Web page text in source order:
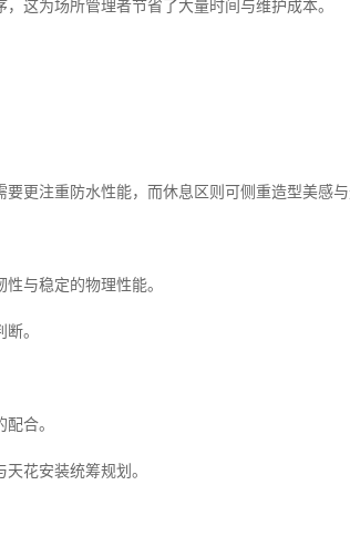
这为场所管理者节省了大量时间与维护成本。
更注重防水性能，而休息区则可侧重造型美感与
与稳定的物理性能。
。
合。
花安装统筹规划。